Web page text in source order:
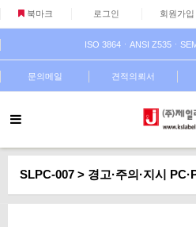
북마크 로그인 회원가입
ISO 3864ㆍANSI Z535ㆍ
문의메일 견적의뢰서
SLPC-007 > 경고·주의·지시